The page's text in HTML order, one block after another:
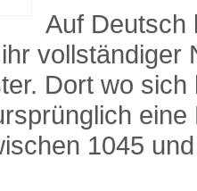
Auf Deutsch
ihr vollständiger
Dort wo
1045